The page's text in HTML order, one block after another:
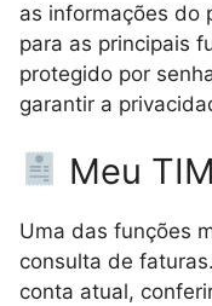
as informações do
para as principais
protegido por
garantir a
Meu
Uma das funções
consulta de
conta atual,